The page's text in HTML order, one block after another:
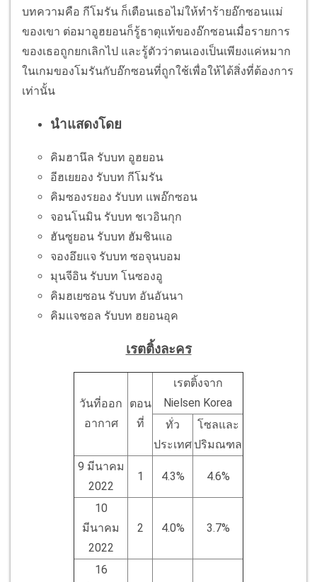
บทความคือ กีโมรัน ก็เตือนเธอไม่ให้ทำร้ายอ๊กซอนแม่
ของเขา ต่อมาอูฮยอนก็รู้ธาตุแท้ของอ๊กซอนเมื่อรายการ
ของเธอถูกยกเลิกไป และรู้ตัวว่าตนเองเป็นเพียงแค่หมาก
ในเกมของโมรันกับอ๊กซอนที่ถูกใช้เพื่อให้ได้สิ่งที่ต้องการ
เท่านั้น
นำแสดงโดย
คิมฮานึล รับบท อูฮยอน
อีฮเยยอง รับบท กีโมรัน
คิมซองรยอง รับบท แพอ๊กซอน
จอนโนมิน รับบท ชเวอินกุก
ฮันซูยอน รับบท ฮัมชินแอ
จองอึยแจ รับบท ซอจุนบอม
มุนจีอิน รับบท โนซองอู
คิมฮเยซอน รับบท อันอันนา
คิมแจชอล รับบท ฮยอนอุค
เรตติ้งละคร
วันที่ออก
อากาศ
ตอน
ที่
เรตติ้งจาก
Nielsen Korea
ทั่ว
ประเทศ
โซลและ
ปริมณฑล
9 มีนาคม
2022
1 4.3% 4.6%
10
มีนาคม
2022
2 4.0% 3.7%
16